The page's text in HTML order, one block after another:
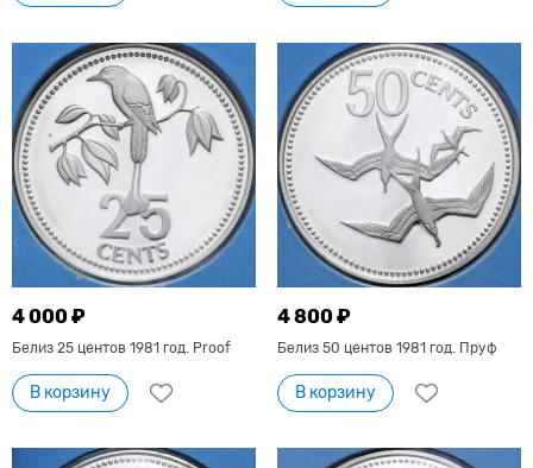
4 000 ₽
Белиз 25 центов 1981 год. Proof
В корзину
4 800 ₽
Белиз 50 центов 1981 год. Пруф
В корзину